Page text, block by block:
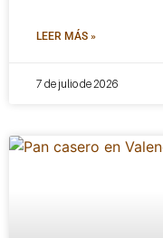
LEER MÁS »
7 de julio de 2026